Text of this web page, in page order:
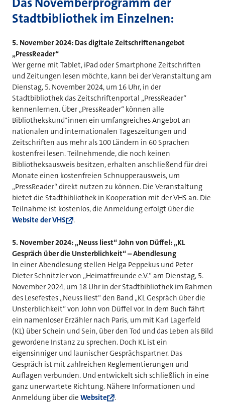
Stadtbibliothek im Einzelnen:
5. November 2024: Das digitale Zeitschriftenangebot
„PressReader“
Wer gerne mit Tablet, iPad oder Smartphone Zeitschriften
und Zeitungen lesen möchte, kann bei der Veranstaltung am
Dienstag, 5. November 2024, um 16 Uhr, in der
Stadtbibliothek das Zeitschriftenportal „PressReader“
kennenlernen. Über „PressReader“ können alle
Bibliothekskund*innen ein umfangreiches Angebot an
nationalen und internationalen Tageszeitungen und
Zeitschriften aus mehr als 100 Ländern in 60 Sprachen
kostenfrei lesen. Teilnehmende, die noch keinen
Bibliotheksausweis besitzen, erhalten anschließend für drei
Monate einen kostenfreien Schnupperausweis, um
„PressReader“ direkt nutzen zu können. Die Veranstaltung
bietet die Stadtbibliothek in Kooperation mit der VHS an. Die
Teilnahme ist kostenlos, die Anmeldung erfolgt über die
Website der VHS
.
5. November 2024: „Neuss liest“ John von Düffel: „KL
Gespräch über die Unsterblichkeit“ – Abendlesung
In einer Abendlesung stellen Helga Peppekus und Peter
Dieter Schnitzler von „Heimatfreunde e.V.“ am Dienstag, 5.
November 2024, um 18 Uhr in der Stadtbibliothek im Rahmen
des Lesefestes „Neuss liest“ den Band „KL Gespräch über die
Unsterblichkeit“ von John von Düffel vor. In dem Buch fährt
ein namenloser Erzähler nach Paris, um mit Karl Lagerfeld
(KL) über Schein und Sein, über den Tod und das Leben als Bild
gewordene Instanz zu sprechen. Doch KL ist ein
eigensinniger und launischer Gesprächspartner. Das
Gespräch ist mit zahlreichen Reglementierungen und
Auflagen verbunden. Und entwickelt sich schließlich in eine
ganz unerwartete Richtung. Nähere Informationen und
Anmeldung über die Website .